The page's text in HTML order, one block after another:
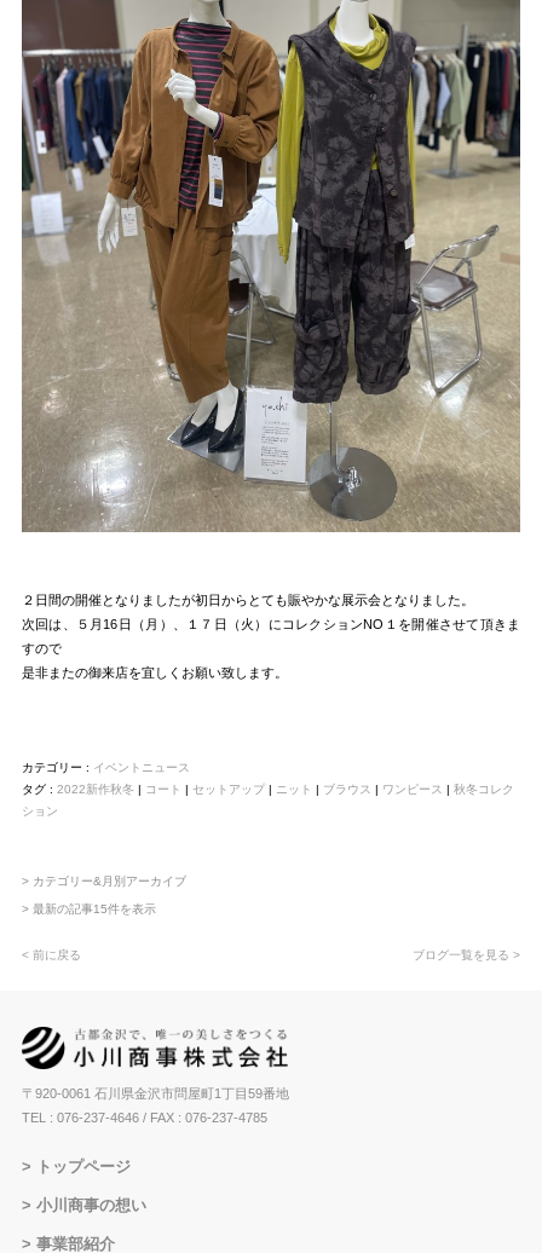
２日間の開催となりましたが初日からとても賑やかな展示会となりました。
次回は、５月16日（月）、１７日（火）にコレクションNO１を開催させて頂きま
すので
是非またの御来店を宜しくお願い致します。
カテゴリー : イベントニュース
タグ : 2022新作秋冬 | コート | セットアップ| ニット | ブラウス | ワンピース | 秋冬コレク
ション
> カテゴリー&月別アーカイブ
> 最新の記事15件を表示
< 前に戻る ブログ一覧を見る >
〒920-0061 石川県金沢市問屋町1丁目59番地
TEL : 076-237-4646/ FAX : 076-237-4785
トップページ
小川商事の想い
事業部紹介